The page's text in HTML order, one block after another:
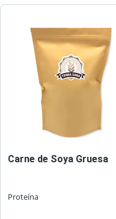
Carne de Soya Gruesa
Proteína